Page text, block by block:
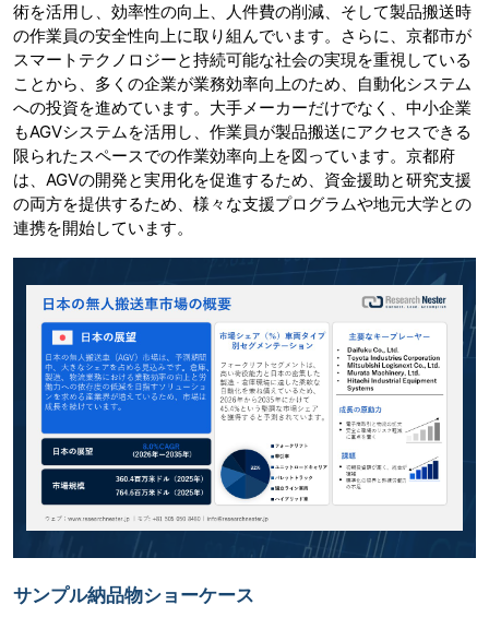
術を活用し、効率性の向上、人件費の削減、そして製品搬送時
の作業員の安全性向上に取り組んでいます。さらに、京都市が
スマートテクノロジーと持続可能な社会の実現を重視している
ことから、多くの企業が業務効率向上のため、自動化システム
への投資を進めています。大手メーカーだけでなく、中小企業
もAGVシステムを活用し、作業員が製品搬送にアクセスできる
限られたスペースでの作業効率向上を図っています。京都府
は、AGVの開発と実用化を促進するため、資金援助と研究支援
の両方を提供するため、様々な支援プログラムや地元大学との
連携を開始しています。
サンプル納品物ショーケース